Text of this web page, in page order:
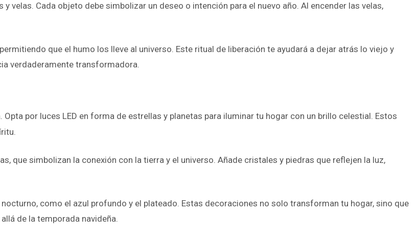
velas. Cada objeto debe simbolizar un deseo o intención para el nuevo año. Al encender las velas,
que el humo los lleve al universo. Este ritual de liberación te ayudará a dejar atrás lo viejo y
verdaderamente transformadora.
por luces LED en forma de estrellas y planetas para iluminar tu hogar con un brillo celestial. Estos
que simbolizan la conexión con la tierra y el universo. Añade cristales y piedras que reflejen la luz,
como el azul profundo y el plateado. Estas decoraciones no solo transforman tu hogar, sino que
de la temporada navideña.